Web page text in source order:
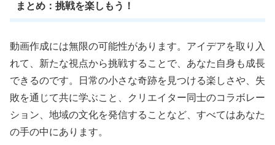
まとめ：挑戦を楽しもう！
動画作成には無限の可能性があります。アイデアを取り入
れて、新たな視点から挑戦することで、あなた自身も成長
できるのです。日常の小さな奇跡を見つける楽しさや、失
敗を通じて共に学ぶこと、クリエイター同士のコラボレー
ション、地域の文化を発信することなど、すべてはあなた
の手の中にあります。